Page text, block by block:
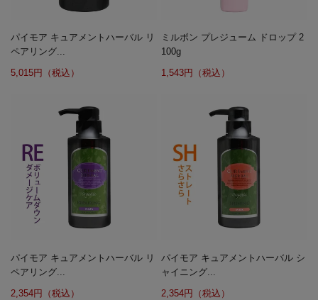
パイモア キュアメントハーバル リ
ペアリング...
5,015円（税込）
ミルボン プレジューム ドロップ 2
100g
1,543円（税込）
パイモア キュアメントハーバル リ
ペアリング...
2,354円（税込）
パイモア キュアメントハーバル シ
ャイニング...
2,354円（税込）